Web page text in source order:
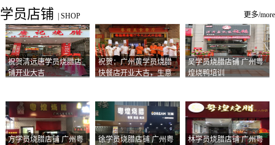
学员店铺 SHOP 更多/more
祝贺清远唐学员烧腊店
铺开业大吉
祝贺：广州黄学员烧腊
快餐店开业大吉，生意
吴学员烧腊店铺 广州粤
煌烧鸭培训
方学员烧腊店铺 广州粤
徐学员烧腊店铺 广州粤
林学员烧腊店铺 广州粤